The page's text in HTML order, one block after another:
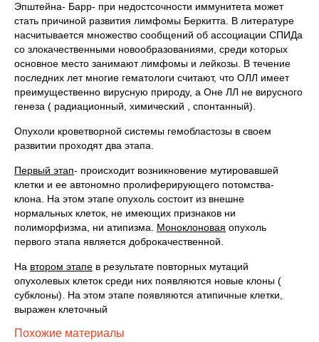
Эпштейна- Барр- при недостсочности иммунитета может
стать причиной развития лимфомы Беркитта. В литературе
насчитывается множество сообщений об ассоциации СПИДа
со злокачественными новообразованиями, среди которых
основное место занимают лимфомы и лейкозы. В течение
последних лет многие гематологи считают, что ОЛЛ имеет
преимущественно вирусную природу, а Оне ЛЛ не вирусного
генеза ( радиационный, химический , спонтанный).
Опухоли кроветворной системы гемобластозы в своем
развитии проходят два этапа.
Первый этап- происходит возникновение мутировавшей
клетки и ее автономно пролиферирующего потомства-
клона. На этом этапе опухоль состоит из внешне
нормальных клеток, не имеющих признаков ни
полиморфизма, ни атипизма. Моноклоновая опухоль
первого этапа является доброкачественной.
На втором этапе в результате повторных мутаций
опухолевых клеток среди них появляются новые клоны (
субклоны). На этом этапе появляются атипичные клетки,
выражен клеточный
Похожие материалы